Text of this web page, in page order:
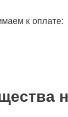
к оплате: